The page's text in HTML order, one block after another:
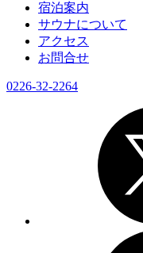
宿泊案内
サウナについて
アクセス
お問合せ
0226-32-2264